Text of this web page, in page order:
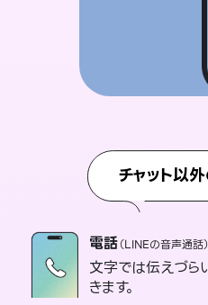
チャット以
電話（LINEの音声通話）
文字では伝えづら
きます。